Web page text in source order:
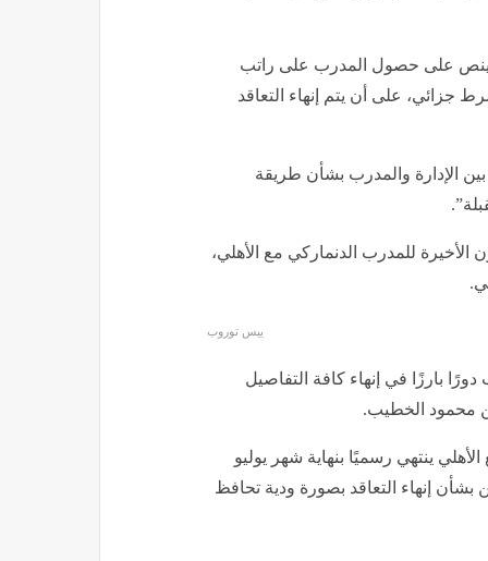
ييس توروب مع الأهلي، مؤكدًا أن
الجاري، بعد التوصل إلى اتفاق
رحيل ييس توروب عن
ييس توروب المتواجد في القاهرة
إنهاء كافة التفاصيل الخاصة برحيل
مع إدارة الأهلي، خاصة أنه
ينص على حصول المدرب على راتب